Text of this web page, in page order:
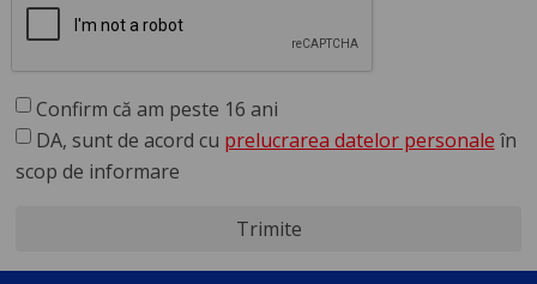
Confirm că am peste 16 ani
DA, sunt de acord cu prelucrarea datelor personale în
scop de informare
Trimite